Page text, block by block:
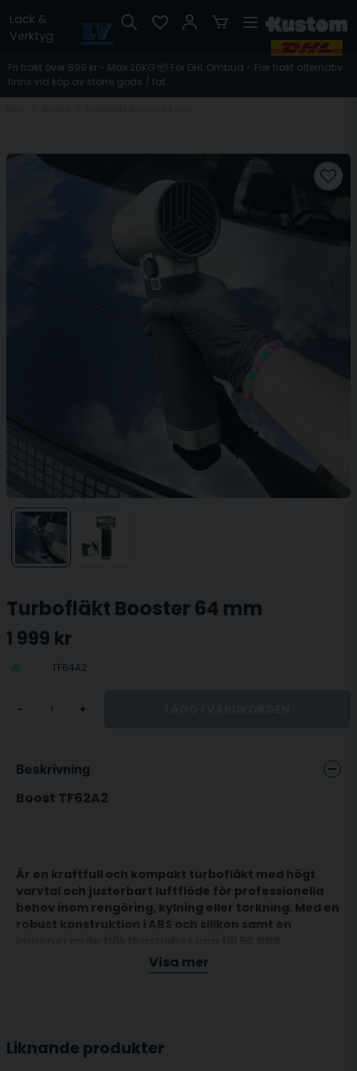
Lack &
Verktyg
Fri frakt över 899 kr - Max 20KG 📦 För DHL Ombud - Fler frakt alternativ
finns vid köp av större gods / fat
Turbofläkt Booster 64 mm
1 999 kr
TF64A2
- +
Beskrivning
Boost TF62A2
Är en kraftfull och kompakt turbofläkt med högt
varvtal och justerbart luftflöde för professionella
behov inom rengöring, kylning eller torkning. Med en
robust konstruktion i ABS och silikon samt en
varv/minut, levererar den ett kraftfullt lufttryck i
kraftfull prestanda med portabilitet. Den borstlösa
Visa mer
Liknande produkter